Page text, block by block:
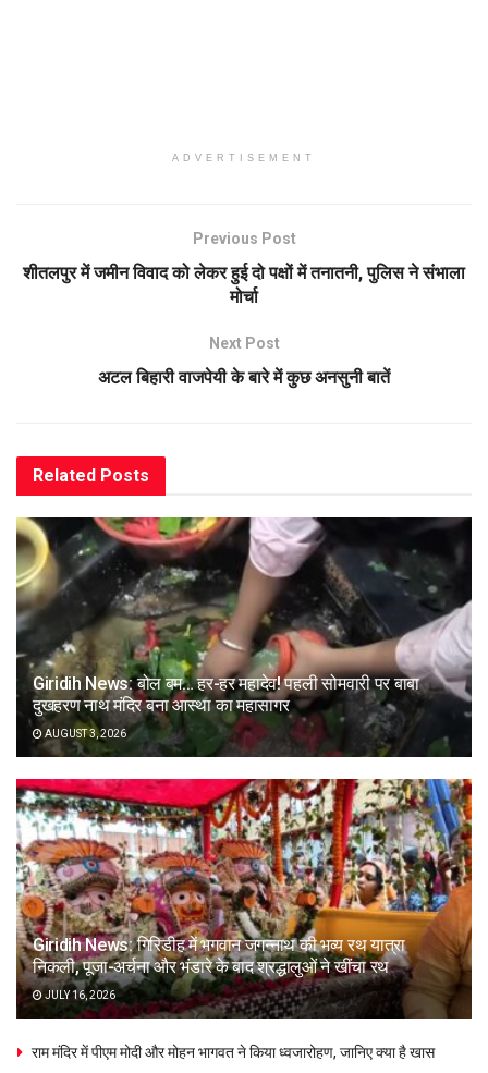
ADVERTISEMENT
Previous Post
शीतलपुर में जमीन विवाद को लेकर हुई दो पक्षों में तनातनी, पुलिस ने संभाला
मोर्चा
Next Post
अटल बिहारी वाजपेयी के बारे में कुछ अनसुनी बातें
Related Posts
Giridih News: बोल बम… हर-हर महादेव! पहली सोमवारी पर बाबा
दुखहरण नाथ मंदिर बना आस्था का महासागर
AUGUST 3, 2026
Giridih News: गिरिडीह में भगवान जगन्नाथ की भव्य रथ यात्रा
निकली, पूजा-अर्चना और भंडारे के बाद श्रद्धालुओं ने खींचा रथ
JULY 16, 2026
राम मंदिर में पीएम मोदी और मोहन भागवत ने किया ध्वजारोहण, जानिए क्या है खास